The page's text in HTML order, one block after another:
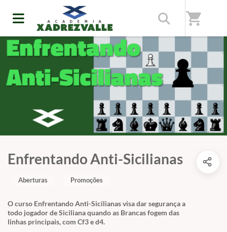
shopping_cart
Enfrentando Anti-Sicilianas
O curso Enfrentando Anti-Sicilianas visa dar segurança a
todo jogador de Siciliana quando as Brancas fogem das
linhas principais, com Cf3 e d4.
Aberturas Promoções